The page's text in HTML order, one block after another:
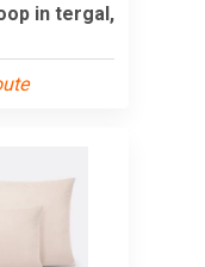
in tergal,